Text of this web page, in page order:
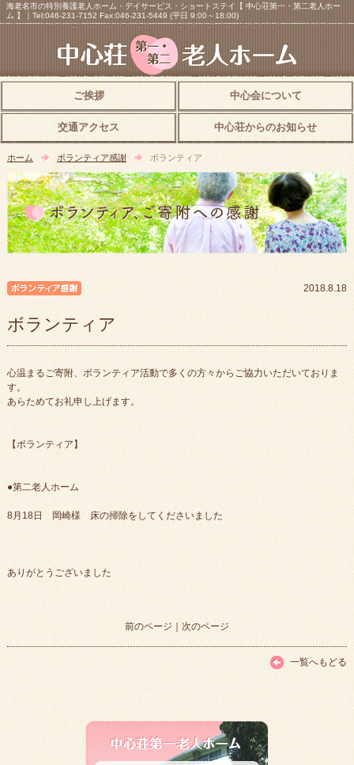
海老名市の特別養護老人ホーム・デイサービス・ショートステイ【 中心荘第一・第二老人ホー
ム 】｜Tel:046-231-7152 Fax:046-231-5449 (平日 9:00～18:00)
ご挨拶 中心会について
交通アクセス 中心荘からのお知らせ
ホーム ボランティア感謝 ボランティア
2018.8.18
ボランティア
心温まるご寄附、ボランティア活動で多くの方々からご協力いただいておりま
す。
あらためてお礼申し上げます。
【ボランティア】
●第二老人ホーム
8月18日 岡崎様 床の掃除をしてくださいました
ありがとうございました
前のページ ｜ 次のページ
一覧へもどる